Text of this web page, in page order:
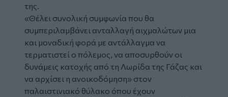
της.
«Θέλει συνολική συμφωνία που θα
συμπεριλαμβάνει ανταλλαγή αιχμαλώτων μια
και μοναδική φορά με αντάλλαγμα να
τερματιστεί ο πόλεμος, να αποσυρθούν οι
δυνάμεις κατοχής από τη Λωρίδα της Γάζας και
να αρχίσει η ανοικοδόμηση» στον
παλαιστινιακό θύλακο όπου έχουν